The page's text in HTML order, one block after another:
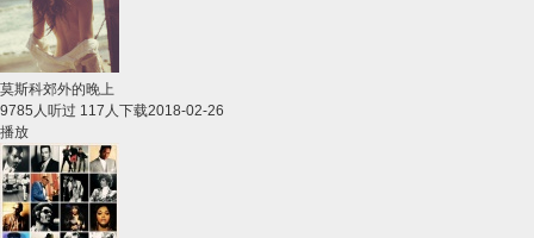
莫斯科郊外的晚上
9785人听过 117人下载2018-02-26
播放